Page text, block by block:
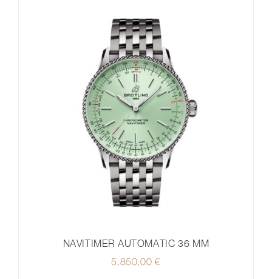
NAVITIMER AUTOMATIC 36 MM
5.850,00€